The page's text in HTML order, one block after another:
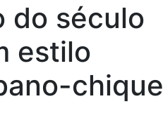
do século
estilo
chique